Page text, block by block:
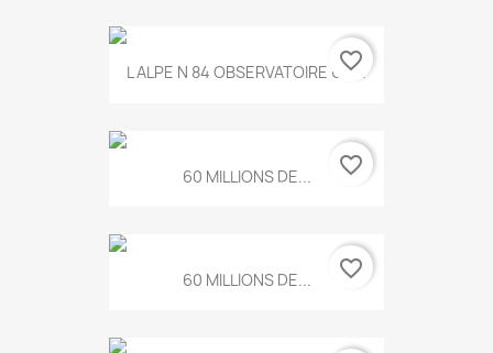
L ALPE N 84 OBSERVATOIRE UN...
favorite_border
60 MILLIONS DE... favorite_border
60 MILLIONS DE... favorite_border